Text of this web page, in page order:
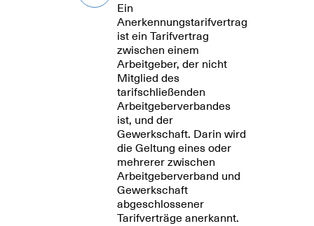
Ein
Anerkennungstarifvertrag
ist ein Tarifvertrag
zwischen einem
Arbeitgeber, der nicht
Mitglied des
tarifschließenden
Arbeitgeberverbandes
ist, und der
Gewerkschaft. Darin wird
die Geltung eines oder
mehrerer zwischen
Arbeitgeberverband und
Gewerkschaft
abgeschlossener
Tarifverträge anerkannt.